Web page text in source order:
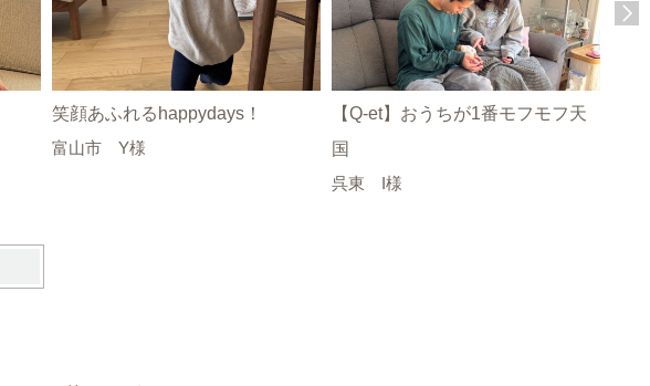
笑顔あふれるhappydays！
富山市 Y様
【Q-et】おうちが1番モフモフ天
国
呉東 I様